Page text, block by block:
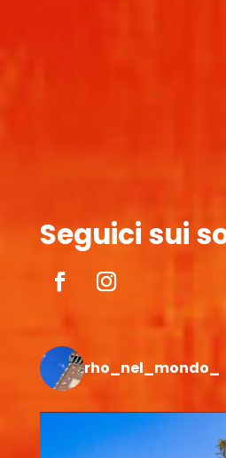
Seguici sui
rho_nel_mondo_